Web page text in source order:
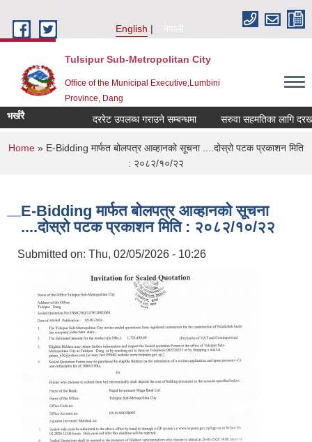
English
नेपाली
Tulsipur Sub-Metropolitan City
Office of the Municipal Executive,Lumbini
Province, Dang
भर्खरै दररेट उपलब्ध गराउने सम्बन्धमा सरुवा सहमतिका लागि
You are here
Home » E-Bidding मार्फत बोलपत्र आव्हानको सूचना ....दोस्रो पटक प्रकाशन मिति
: २०८२/१०/२२
E-Bidding मार्फत बोलपत्र आव्हानको सूचना
....दोस्रो पटक प्रकाशन मिति : २०८२/१०/२२
Submitted on: Thu, 02/05/2026 - 10:26